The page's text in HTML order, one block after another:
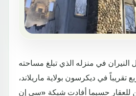
في منزله الذي تبلغ مساحته
مربع تقريباً في ديكرسون بولاية ماريلاند،
للعقار حسبما أفادت شبكة «سي إن